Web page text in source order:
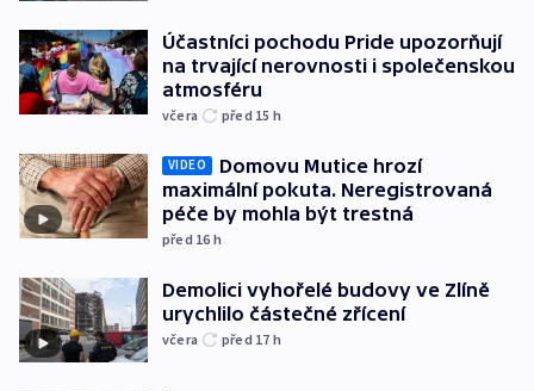
Účastníci pochodu Pride upozorňují
na trvající nerovnosti i společenskou
atmosféru
včera před 15 h
VIDEO
Domovu Mutice hrozí
maximální pokuta. Neregistrovaná
péče by mohla být trestná
před 16 h
Demolici vyhořelé budovy ve Zlíně
urychlilo částečné zřícení
včera před 17 h